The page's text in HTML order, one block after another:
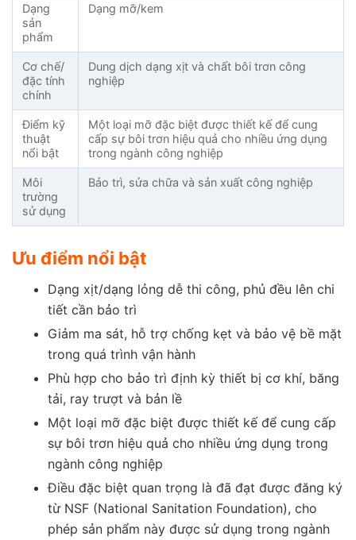
Dạng
sản
phẩm
Dạng mỡ/kem
Cơ chế/
đặc tính
chính
Dung dịch dạng xịt và chất bôi trơn công
nghiệp
Điểm kỹ
thuật
nổi bật
Một loại mỡ đặc biệt được thiết kế để cung
cấp sự bôi trơn hiệu quả cho nhiều ứng dụng
trong ngành công nghiệp
Môi
trường
sử dụng
Bảo trì, sửa chữa và sản xuất công nghiệp
Ưu điểm nổi bật
Dạng xịt/dạng lỏng dễ thi công, phủ đều lên chi
tiết cần bảo trì
Giảm ma sát, hỗ trợ chống kẹt và bảo vệ bề mặt
trong quá trình vận hành
Phù hợp cho bảo trì định kỳ thiết bị cơ khí, băng
tải, ray trượt và bản lề
Một loại mỡ đặc biệt được thiết kế để cung cấp
sự bôi trơn hiệu quả cho nhiều ứng dụng trong
ngành công nghiệp
Điều đặc biệt quan trọng là đã đạt được đăng ký
từ NSF (National Sanitation Foundation), cho
phép sản phẩm này được sử dụng trong ngành